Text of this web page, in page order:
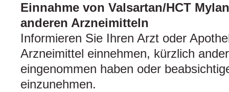
Einnahme von Valsartan/HCT
anderen Arzneimitteln
Informieren Sie Ihren Arzt oder
Arzneimittel einnehmen, kürzlich
eingenommen haben oder
einzunehmen.